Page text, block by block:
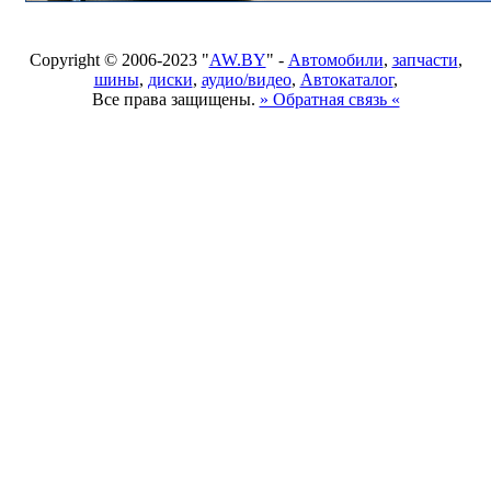
Copyright © 2006-2023 "AW.BY" - Автомобили, запчасти,
шины, диски, аудио/видео, Автокаталог,
Все права защищены. » Обратная связь «